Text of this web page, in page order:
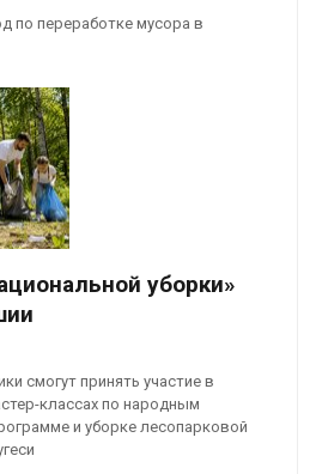
по переработке мусора в
уборки»
смогут принять участие в
классах по народным
и уборке лесопарковой